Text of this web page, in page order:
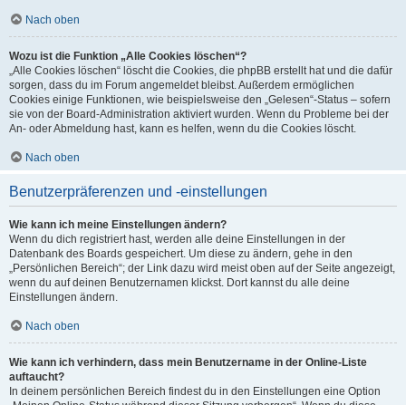
Nach oben
Wozu ist die Funktion „Alle Cookies löschen“?
„Alle Cookies löschen“ löscht die Cookies, die phpBB erstellt hat und die dafür
sorgen, dass du im Forum angemeldet bleibst. Außerdem ermöglichen
Cookies einige Funktionen, wie beispielsweise den „Gelesen“-Status – sofern
sie von der Board-Administration aktiviert wurden. Wenn du Probleme bei der
An- oder Abmeldung hast, kann es helfen, wenn du die Cookies löscht.
Nach oben
Benutzerpräferenzen und -einstellungen
Wie kann ich meine Einstellungen ändern?
Wenn du dich registriert hast, werden alle deine Einstellungen in der
Datenbank des Boards gespeichert. Um diese zu ändern, gehe in den
„Persönlichen Bereich“; der Link dazu wird meist oben auf der Seite angezeigt,
wenn du auf deinen Benutzernamen klickst. Dort kannst du alle deine
Einstellungen ändern.
Nach oben
Wie kann ich verhindern, dass mein Benutzername in der Online-Liste
auftaucht?
In deinem persönlichen Bereich findest du in den Einstellungen eine Option